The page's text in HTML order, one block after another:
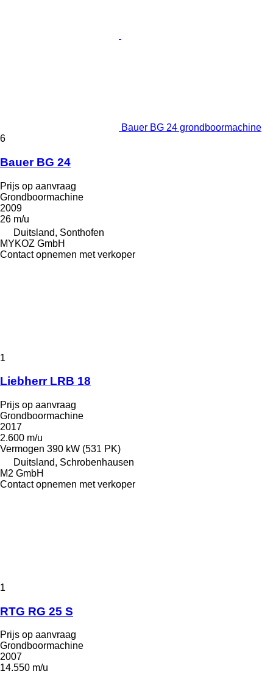
Bauer BG 24 grondboormachine
6
Bauer BG 24
Prijs op aanvraag
Grondboormachine
2009
26 m/u
Duitsland, Sonthofen
MYKOZ GmbH
Contact opnemen met verkoper
1
Liebherr LRB 18
Prijs op aanvraag
Grondboormachine
2017
2.600 m/u
Vermogen 390 kW (531 PK)
Duitsland, Schrobenhausen
M2 GmbH
Contact opnemen met verkoper
1
RTG RG 25 S
Prijs op aanvraag
Grondboormachine
2007
14.550 m/u